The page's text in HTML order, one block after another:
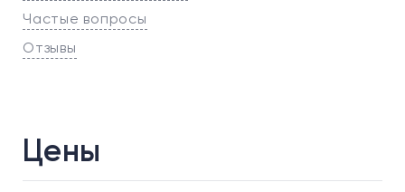
Частые вопросы
Отзывы
Цены